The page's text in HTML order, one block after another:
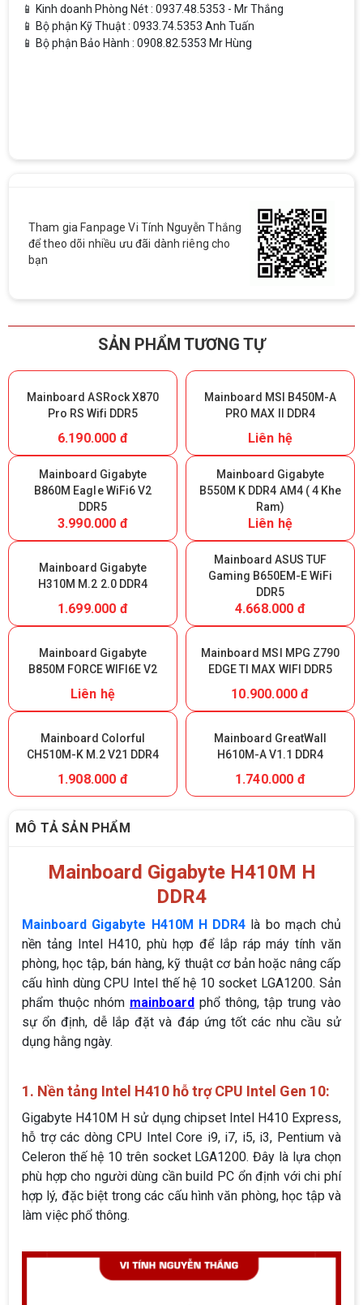
📱 Kinh doanh Phòng Nét : 0937.48.5353 - Mr Thắng
📱 Bộ phận Kỹ Thuật : 0933.74.5353 Anh Tuấn
📱 Bộ phận Bảo Hành : 0908.82.5353 Mr Hùng
Tham gia Fanpage Vi Tính Nguyễn Thắng
để theo dõi nhiều ưu đãi dành riêng cho
bạn
SẢN PHẨM TƯƠNG TỰ
Mainboard ASRock X870
Pro RS Wifi DDR5
6.190.000 đ
Mainboard MSI B450M-A
PRO MAX II DDR4
Liên hệ
Mainboard Gigabyte
B860M Eagle WiFi6 V2
DDR5
3.990.000 đ
Mainboard Gigabyte
B550M K DDR4 AM4 ( 4 Khe
Ram)
Liên hệ
Mainboard Gigabyte
H310M M.2 2.0 DDR4
1.699.000 đ
Mainboard ASUS TUF
Gaming B650EM-E WiFi
DDR5
4.668.000 đ
Mainboard Gigabyte
B850M FORCE WIFI6E V2
Liên hệ
Mainboard MSI MPG Z790
EDGE TI MAX WIFI DDR5
10.900.000 đ
Mainboard Colorful
CH510M-K M.2 V21 DDR4
1.908.000 đ
Mainboard GreatWall
H610M-A V1.1 DDR4
1.740.000 đ
MÔ TẢ SẢN PHẨM
Mainboard Gigabyte H410M H
DDR4
Mainboard Gigabyte H410M H DDR4 là bo mạch chủ
nền tảng Intel H410, phù hợp để lắp ráp máy tính văn
phòng, học tập, bán hàng, kỹ thuật cơ bản hoặc nâng cấp
cấu hình dùng CPU Intel thế hệ 10 socket LGA1200. Sản
phẩm thuộc nhóm mainboard phổ thông, tập trung vào
sự ổn định, dễ lắp đặt và đáp ứng tốt các nhu cầu sử
dụng hằng ngày.
1. Nền tảng Intel H410 hỗ trợ CPU Intel Gen 10:
Gigabyte H410M H sử dụng chipset Intel H410 Express,
hỗ trợ các dòng CPU Intel Core i9, i7, i5, i3, Pentium và
Celeron thế hệ 10 trên socket LGA1200. Đây là lựa chọn
phù hợp cho người dùng cần build PC ổn định với chi phí
hợp lý, đặc biệt trong các cấu hình văn phòng, học tập và
làm việc phổ thông.